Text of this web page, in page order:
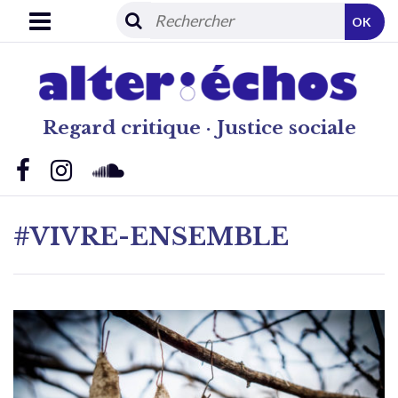
Regard critique · Justice sociale
OK
#VIVRE-ENSEMBLE